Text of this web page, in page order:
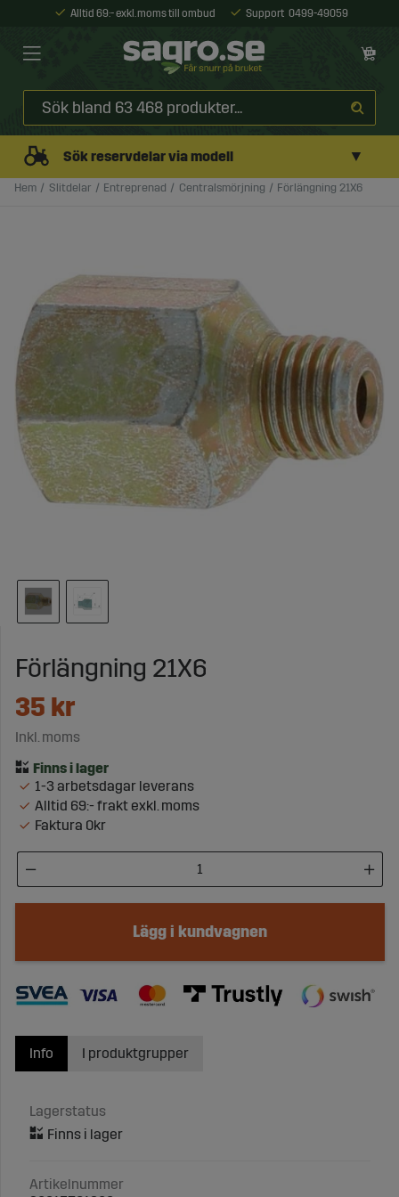
Alltid 69:- exkl. moms till ombud Support 0499-49059
Sök reservdelar via modell ▼
Hem Slitdelar Entreprenad Centralsmörjning Förlängning 21X6
Förlängning 21X6
35 kr
Inkl. moms
1-3 arbetsdagar leverans
Alltid 69:- frakt exkl. moms
Faktura 0kr
Lägg i kundvagnen
Info
Lagerstatus
Artikelnummer
I produktgrupper